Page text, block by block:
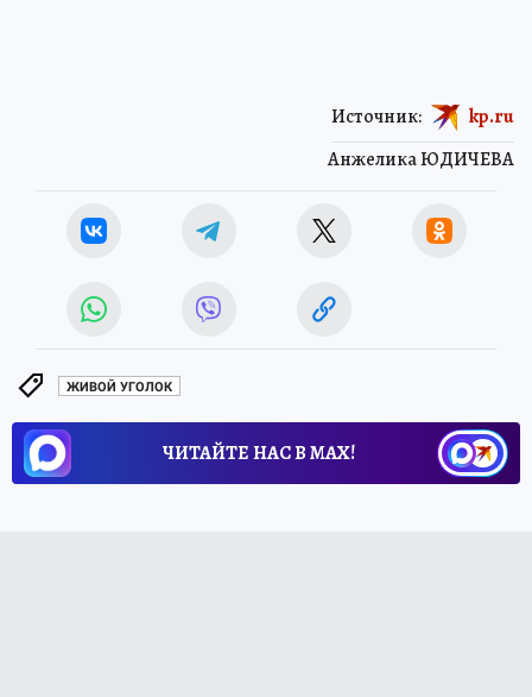
Анжелика ЮДИЧЕВА
Источник: kp.ru
ЖИВОЙ УГОЛОК
ЧИТАЙТЕ НАС В МАХ!